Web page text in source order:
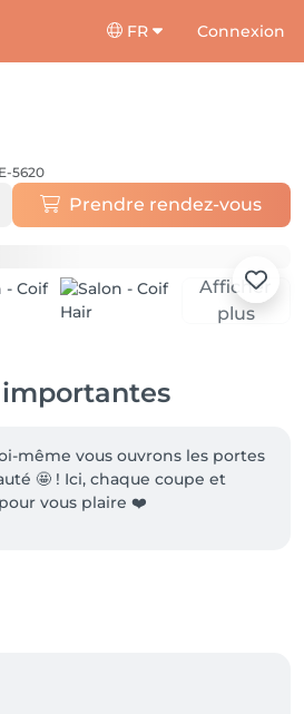
FR Connexion
5620
Prendre rendez-vous
Afficher
plus
même vous ouvrons les portes
🤩 ! Ici, chaque coupe et
vous plaire ❤️